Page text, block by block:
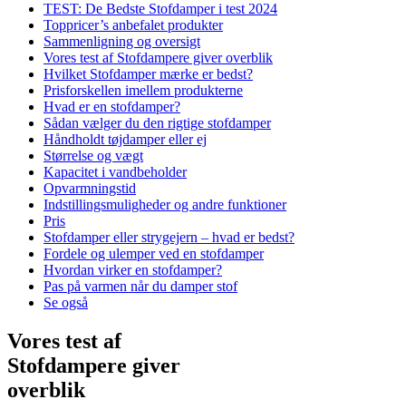
TEST: De Bedste Stofdamper i test 2024
Toppricer’s anbefalet produkter
Sammenligning og oversigt
Vores test af Stofdampere giver overblik
Hvilket Stofdamper mærke er bedst?
Prisforskellen imellem produkterne
Hvad er en stofdamper?
Sådan vælger du den rigtige stofdamper
Håndholdt tøjdamper eller ej
Størrelse og vægt
Kapacitet i vandbeholder
Opvarmningstid
Indstillingsmuligheder og andre funktioner
Pris
Stofdamper eller strygejern – hvad er bedst?
Fordele og ulemper ved en stofdamper
Hvordan virker en stofdamper?
Pas på varmen når du damper stof
Se også
Vores test af
Stofdampere giver
overblik